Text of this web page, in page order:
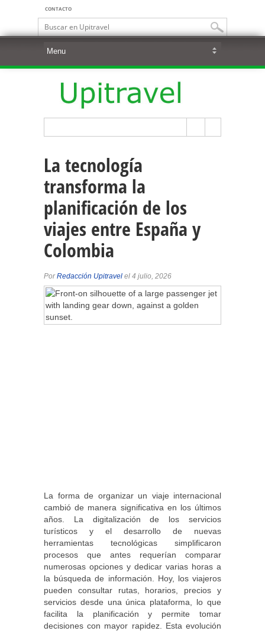
CONTACTO
La tecnología
transforma la
planificación de los
viajes entre España y
Colombia
PorRedacción Upitravel el 4 julio, 2026
La forma de organizar un viaje internacional
cambió de manera significativa en los últimos
años. La digitalización de los servicios
turísticos y el desarrollo de nuevas
herramientas tecnológicas simplificaron
procesos que antes requerían comparar
numerosas opciones y dedicar varias horas a
la búsqueda de información. Hoy, los viajeros
pueden consultar rutas, horarios, precios y
servicios desde una única plataforma, lo que
facilita la planificación y permite tomar
decisiones con mayor rapidez. Esta evolución